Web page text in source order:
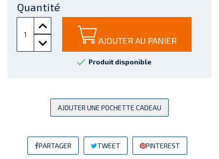
Quantité
AJOUTER AU PANIER
 Produit disponible
AJOUTER UNE POCHETTE CADEAU
PARTAGER TWEET PINTEREST